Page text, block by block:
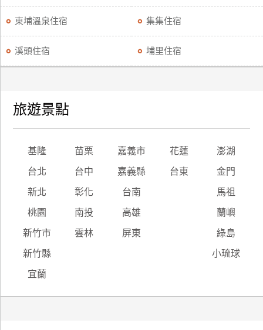
東埔溫泉住宿 集集住宿
溪頭住宿 埔里住宿
旅遊景點
基隆 苗栗 嘉義市 花蓮 澎湖
台北 台中 嘉義縣 台東 金門
新北 彰化 台南 馬祖
桃園 南投 高雄 蘭嶼
新竹市 雲林 屏東 綠島
新竹縣 小琉球
宜蘭